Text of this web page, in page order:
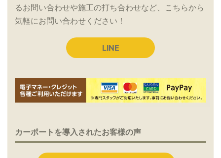
るお問い合わせや施工の打ち合わせなど、こちらから
気軽にお問い合わせください！
LINE
カーポートを導入されたお客様の声